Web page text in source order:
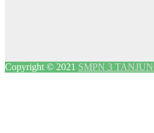
Copyright © 2021 SMPN 3